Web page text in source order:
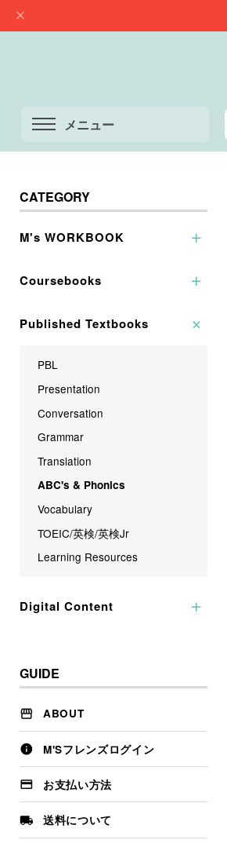
メニュー
CATEGORY
M's WORKBOOK
Listening（聞く力）
Speaking（話す力）
する力)
Presentation（発表する力）
Grammar（文法の力）
Vocabulary（語彙力）
Creativity（創造力）
Research（調査力）
Problem Solving（問題解決
Expression（表現力）
Coursebooks
Come to Live
Kinder World
Published Textbooks
PBL
Presentation
Conversation
Grammar
Translation
ABC's & Phonics
Vocabulary
TOEIC/英検/英検Jr
Learning Resources
Digital Content
Word Builder
The Magic of English
KAMISHIBAI（紙芝居）
GUIDE
ABOUT
M'Sフレンズログイン
お支払い方法
送料について